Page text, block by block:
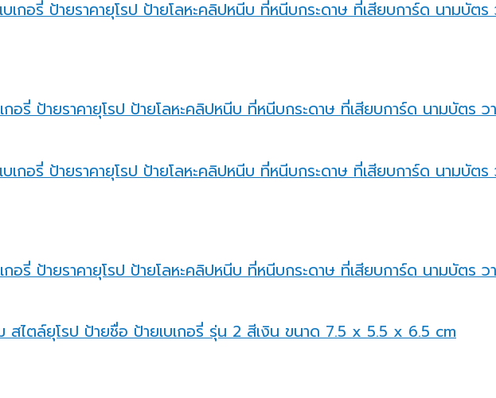
กอรี่ ป้ายราคายุโรป ป้ายโลหะคลิปหนีบ ที่หนีบกระดาษ ที่เสียบการ์ด นามบัตร
กอรี่ ป้ายราคายุโรป ป้ายโลหะคลิปหนีบ ที่หนีบกระดาษ ที่เสียบการ์ด นามบัตร